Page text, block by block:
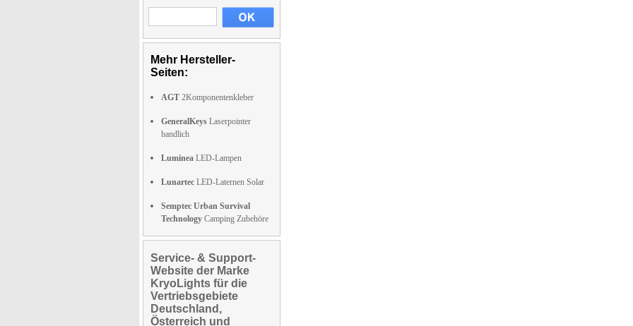
Mehr Hersteller-
Seiten:
AGT 2Komponentenkleber
GeneralKeys Laserpointer
handlich
Luminea LED-Lampen
Lunartec LED-Laternen Solar
Semptec Urban Survival
Technology Camping Zubehöre
Service- & Support-
Website der Marke
KryoLights für die
Vertriebsgebiete
Deutschland,
Österreich und